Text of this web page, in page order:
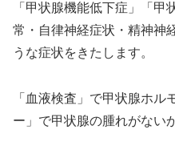
「甲状腺機能低下症」「
常・自律神経症状・精神神
うな症状をきたします。
「血液検査」で甲状腺ホル
ー」で甲状腺の腫れがない